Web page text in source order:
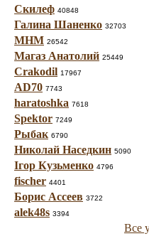
Скилеф 40848
Галина Шаненко 32703
МНМ 26542
Магаз Анатолий 25449
Crakodil 17967
AD70 7743
haratoshka 7618
Spektor 7249
Рыбак 6790
Николай Наседкин 5090
Ігор Кузьменко 4796
fischer 4401
Борис Ассеев 3722
alek48s 3394
Все